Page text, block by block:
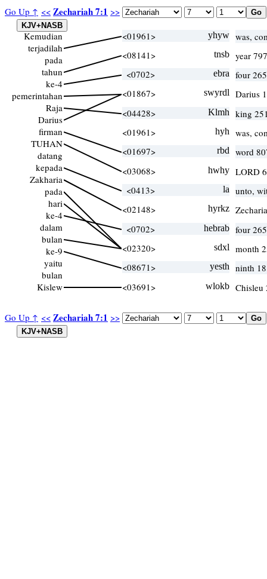
Go Up ↑ << Zechariah 7:1 >>
Go Up ↑ << Zechariah 7:1 >>
Kemudian
terjadilah
pada
tahun
ke-4
pemerintahan
Raja
Darius
firman
TUHAN
datang
kepada
Zakharia
pada
hari
ke-4
dalam
bulan
ke-9
yaitu
bulan
Kislew
<01961> yhyw was,
<08141>
tnsb year
<0702>
ebra
four
<01867>
swyrdl
Darius
<04428>
Klmh
king
<01961>
hyh
was,
<01697>
rbd
word
<03068>
hwhy LORD
<0413>
la
unto,
<02148>
hyrkz
<0702>
hebrab four
<02320>
sdxl
month
<08671>
yesth
ninth
<03691>
wlokb